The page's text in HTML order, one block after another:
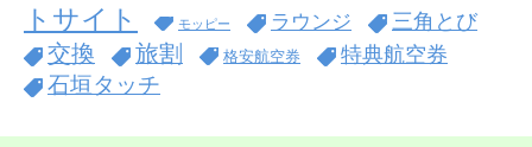
トサイト
モッピー ラウンジ 三角とび
交換 旅割 格安航空券 特典航空券
石垣タッチ